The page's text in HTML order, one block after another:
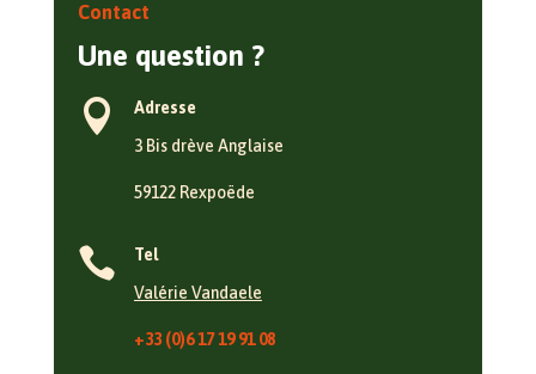
Contact
Une question ?

Adresse
3 Bis drève Anglaise
59122 Rexpoëde

Tel
Valérie Vandaele
+33 (0)6 17 19 91 08